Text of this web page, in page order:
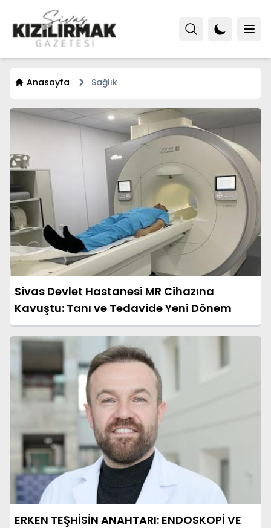
Anasayfa Sağlık
Sivas Devlet Hastanesi MR Cihazına
Kavuştu: Tanı ve Tedavide Yeni Dönem
ERKEN TEŞHİSİN ANAHTARI: ENDOSKOPİ VE